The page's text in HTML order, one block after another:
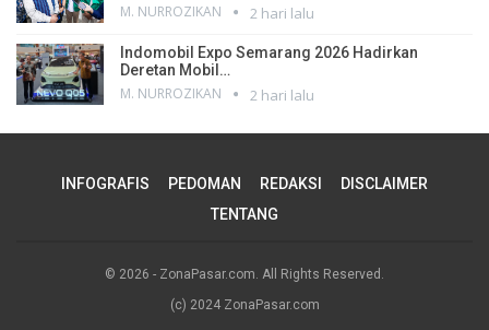
M. NURROZIKAN 2 hari lalu
Indomobil Expo Semarang 2026 Hadirkan
Deretan Mobil…
M. NURROZIKAN 2 hari lalu
INFOGRAFIS PEDOMAN REDAKSI
DISCLAIMER
TENTANG
© 2026 - ZonaPasar.com. All Rights Reserved.
(c) 2024 ZonaPasar.com